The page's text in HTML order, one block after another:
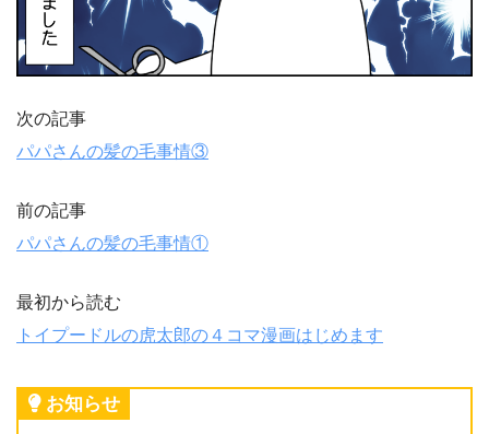
次の記事
パパさんの髪の毛事情③
前の記事
パパさんの髪の毛事情①
最初から読む
トイプードルの虎太郎の４コマ漫画はじめます
お知らせ